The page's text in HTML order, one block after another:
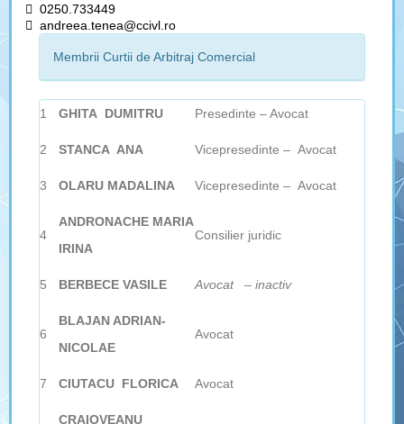
0250.733449
andreea.tenea@ccivl.ro
Membrii Curtii de Arbitraj Comercial
1 GHITA DUMITRU Presedinte – Avocat
2 STANCA ANA Vicepresedinte – Avocat
3 OLARU MADALINA Vicepresedinte – Avocat
4
ANDRONACHE MARIA
IRINA
Consilier juridic
5 BERBECE VASILE Avocat – inactiv
6
BLAJAN ADRIAN-
NICOLAE
Avocat
7 CIUTACU FLORICA Avocat
CRAIOVEANU